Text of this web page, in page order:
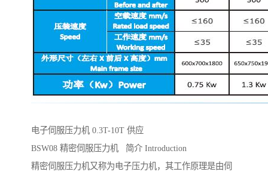
电子伺服压力机 0.3T-10T 供应
BSW08 精密伺服压力机 简介 Introduction
精密伺服压力机又称为电子压力机，其工作原理是由伺